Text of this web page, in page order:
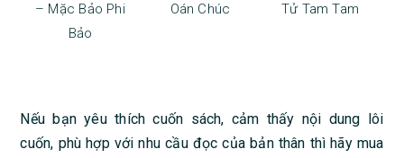
– Mặc Bảo Phi
Bảo
Oán Chúc
Tử Tam Tam
Nếu bạn yêu thích cuốn sách, cảm thấy nội dung lôi
cuốn, phù hợp với nhu cầu đọc của bản thân thì hãy mua